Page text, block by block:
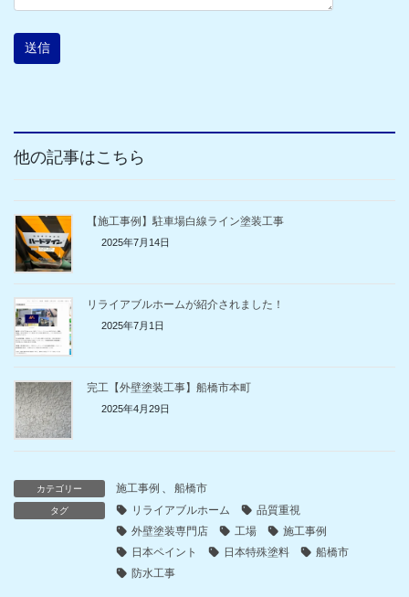
他の記事はこちら
【施工事例】駐車場白線ライン塗装工事
2025年7月14日
リライアブルホームが紹介されました！
2025年7月1日
完工【外壁塗装工事】船橋市本町
2025年4月29日
カテゴリー 施工事例 船橋市
タグ リライアブルホーム
品質重視
外壁塗装専門店
工場
施工事例
日本ペイント
日本特殊塗料
船橋市
防水工事